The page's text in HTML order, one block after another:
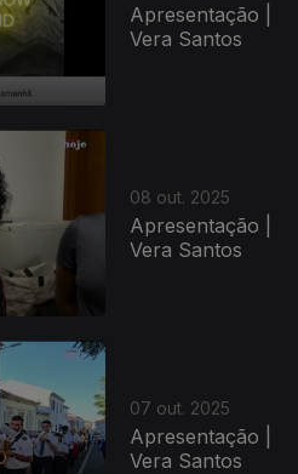
Apresentação |
Vera Santos
08 out. 2025
Apresentação |
Vera Santos
07 out. 2025
Apresentação |
Vera Santos